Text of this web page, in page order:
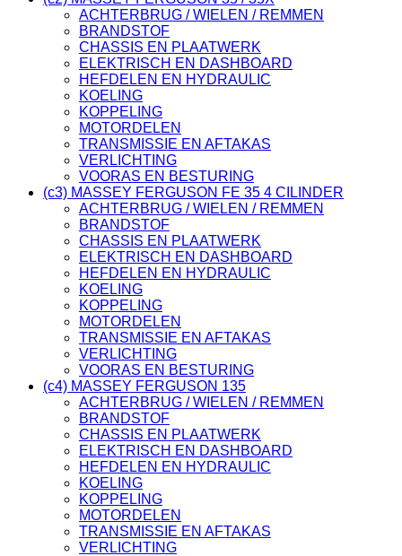
ACHTERBRUG / WIELEN / REMMEN
BRANDSTOF
CHASSIS EN PLAATWERK
ELEKTRISCH EN DASHBOARD
HEFDELEN EN HYDRAULIC
KOELING
KOPPELING
MOTORDELEN
TRANSMISSIE EN AFTAKAS
VERLICHTING
VOORAS EN BESTURING
(c3) MASSEY FERGUSON FE 35 4 CILINDER
ACHTERBRUG / WIELEN / REMMEN
BRANDSTOF
CHASSIS EN PLAATWERK
ELEKTRISCH EN DASHBOARD
HEFDELEN EN HYDRAULIC
KOELING
KOPPELING
MOTORDELEN
TRANSMISSIE EN AFTAKAS
VERLICHTING
VOORAS EN BESTURING
(c4) MASSEY FERGUSON 135
ACHTERBRUG / WIELEN / REMMEN
BRANDSTOF
CHASSIS EN PLAATWERK
ELEKTRISCH EN DASHBOARD
HEFDELEN EN HYDRAULIC
KOELING
KOPPELING
MOTORDELEN
TRANSMISSIE EN AFTAKAS
VERLICHTING